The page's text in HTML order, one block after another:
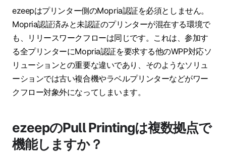
ezeepはプリンター側のMopria認証を必須としません。
Mopria認証済みと未認証のプリンターが混在する環境で
も、リリースワークフローは同じです。これは、参加す
る全プリンターにMopria認証を要求する他のWPP対応ソ
リューションとの重要な違いであり、そのようなソリュ
ーションでは古い複合機やラベルプリンターなどがワー
クフロー対象外になってしまいます。
ezeepのPull Printingは複数拠点で
機能しますか？